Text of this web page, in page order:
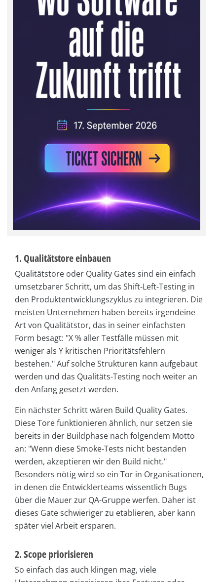
1. Qualitätstore einbauen
Qualitätstore oder Quality Gates sind ein einfach
umsetzbarer Schritt, um das Shift-Left-Testing in
den Produktentwicklungszyklus zu integrieren. Die
meisten Unternehmen haben bereits irgendeine
Art von Qualitätstor, das in seiner einfachsten
Form besagt: "X % aller Testfälle müssen mit
weniger als Y kritischen Prioritätsfehlern
bestehen." Auf solche Strukturen kann aufgebaut
werden und das Qualitäts-Testing noch weiter an
den Anfang gesetzt werden.
Ein nächster Schritt wären Build Quality Gates.
Diese Tore funktionieren ähnlich, nur setzen sie
bereits in der Buildphase nach folgendem Motto
an: "Wenn diese Smoke-Tests nicht bestanden
werden, akzeptieren wir den Build nicht."
Besonders nötig wird so ein Tor in Organisationen,
in denen die Entwicklerteams wissentlich Bugs
über die Mauer zur QA-Gruppe werfen. Daher ist
dieses Gate schwieriger zu etablieren, aber kann
später viel Arbeit ersparen.
2. Scope priorisieren
So einfach das auch klingen mag, viele